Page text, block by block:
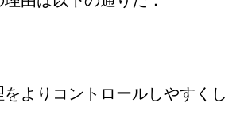
よりコントロールしやすくし